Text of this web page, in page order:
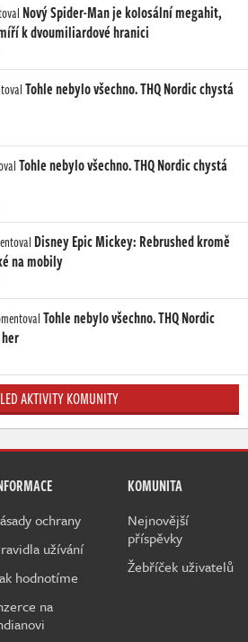
Nový Spider-Man je kolosální megahit,
k dvoumiliardové hranici
Tohle nebylo všechno. THQ Nordic chystá
Tohle nebylo všechno. THQ Nordic chystá
Disney Epic Mickey: Rebrushed kromě
na mobily
Tohle nebylo všechno. THQ Nordic
AKTIVITY KOMUNITY
ochrany
užívání
hodnotíme
na
KOMUNITA
Nejnovější
příspěvky
Žebříček uživatelů